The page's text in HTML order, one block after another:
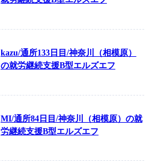
kazu/通所133日目/神奈川（相模原）
の就労継続支援B型エルズエフ
MI/通所84日目/神奈川（相模原）の就
労継続支援B型エルズエフ